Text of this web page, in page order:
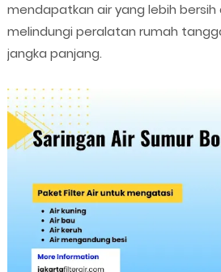
mendapatkan air yang lebih
melindungi peralatan rumah
jangka panjang.